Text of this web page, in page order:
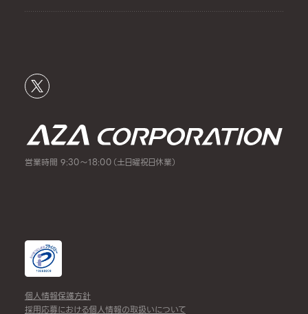
営業時間 9:30～18:00（土日曜祝日休業）
個人情報保護方針
採用応募における個人情報の取扱いについて